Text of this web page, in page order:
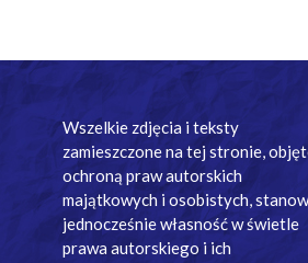
Wszelkie zdjęcia i teksty
zamieszczone na tej stronie,
ochroną praw autorskich
majątkowych i osobistych,
jednocześnie własność w świetle
prawa autorskiego i ich